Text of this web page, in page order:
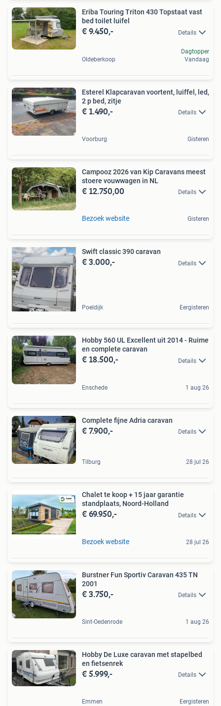
Eriba Touring Triton 430 Topstaat vast
bed toilet luifel
€ 9.450,- Details
Oldeberkoop
Dagtopper
Vandaag
Esterel Klapcaravan voortent, luiffel, led,
2 p bed, zitje
€ 1.490,- Details
Voorburg Gisteren
Campooz 2026 van Kip Caravans meest
stoere vouwwagen in NL
€ 12.750,00 Details
Bezoek website Gisteren
Swift classic 390 caravan
€ 3.000,- Details
Poeldijk Eergisteren
Hobby 560 UL Excellent uit 2014 - Ruime
en complete caravan
€ 18.500,- Details
Enschede 1 aug 26
Complete fijne Adria caravan
€ 7.900,- Details
Tilburg 28 jul 26
Chalet te koop + 15 jaar garantie
standplaats, Noord-Holland
€ 69.950,- Details
Bezoek website 28 jul 26
Burstner Fun Sportiv Caravan 435 TN
2001
€ 3.750,- Details
Sint-Oedenrode 1 aug 26
Hobby De Luxe caravan met stapelbed
en fietsenrek
€ 5.999,- Details
Emmen Eergisteren